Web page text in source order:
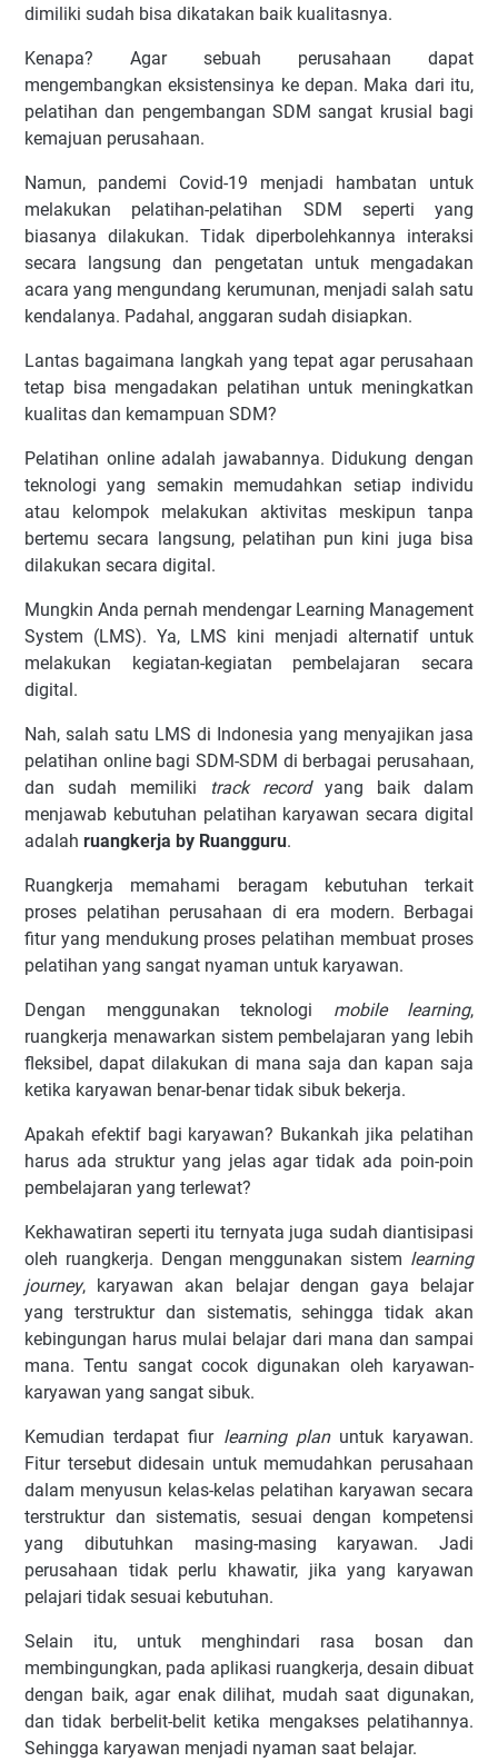
dimiliki sudah bisa dikatakan baik kualitasnya.
Kenapa? Agar sebuah perusahaan dapat
mengembangkan eksistensinya ke depan. Maka dari itu,
pelatihan dan pengembangan SDM sangat krusial bagi
kemajuan perusahaan.
Namun, pandemi Covid-19 menjadi hambatan untuk
melakukan pelatihan-pelatihan SDM seperti yang
biasanya dilakukan. Tidak diperbolehkannya interaksi
secara langsung dan pengetatan untuk mengadakan
acara yang mengundang kerumunan, menjadi salah satu
kendalanya. Padahal, anggaran sudah disiapkan.
Lantas bagaimana langkah yang tepat agar perusahaan
tetap bisa mengadakan pelatihan untuk meningkatkan
kualitas dan kemampuan SDM?
Pelatihan online adalah jawabannya. Didukung dengan
teknologi yang semakin memudahkan setiap individu
atau kelompok melakukan aktivitas meskipun tanpa
bertemu secara langsung, pelatihan pun kini juga bisa
dilakukan secara digital.
Mungkin Anda pernah mendengar Learning Management
System (LMS). Ya, LMS kini menjadi alternatif untuk
melakukan kegiatan-kegiatan pembelajaran secara
digital.
Nah, salah satu LMS di Indonesia yang menyajikan jasa
pelatihan online bagi SDM-SDM di berbagai perusahaan,
dan sudah memiliki track recordyang baik dalam
menjawab kebutuhan pelatihan karyawan secara digital
adalah ruangkerja by Ruangguru.
Ruangkerja memahami beragam kebutuhan terkait
proses pelatihan perusahaan di era modern. Berbagai
fitur yang mendukung proses pelatihan membuat proses
pelatihan yang sangat nyaman untuk karyawan.
Dengan menggunakan teknologi mobile learning,
ruangkerja menawarkan sistem pembelajaran yang lebih
fleksibel, dapat dilakukan di mana saja dan kapan saja
ketika karyawan benar-benar tidak sibuk bekerja.
Apakah efektif bagi karyawan? Bukankah jika pelatihan
harus ada struktur yang jelas agar tidak ada poin-poin
pembelajaran yang terlewat?
Kekhawatiran seperti itu ternyata juga sudah diantisipasi
oleh ruangkerja. Dengan menggunakan sistem learning
journey, karyawan akan belajar dengan gaya belajar
yang terstruktur dan sistematis, sehingga tidak akan
kebingungan harus mulai belajar dari mana dan sampai
mana. Tentu sangat cocok digunakan oleh karyawan-
karyawan yang sangat sibuk.
Kemudian terdapat fiur learning planuntuk karyawan.
Fitur tersebut didesain untuk memudahkan perusahaan
dalam menyusun kelas-kelas pelatihan karyawan secara
terstruktur dan sistematis, sesuai dengan kompetensi
yang dibutuhkan masing-masing karyawan. Jadi
perusahaan tidak perlu khawatir, jika yang karyawan
pelajari tidak sesuai kebutuhan.
Selain itu, untuk menghindari rasa bosan dan
membingungkan, pada aplikasi ruangkerja, desain dibuat
dengan baik, agar enak dilihat, mudah saat digunakan,
dan tidak berbelit-belit ketika mengakses pelatihannya.
Sehingga karyawan menjadi nyaman saat belajar.